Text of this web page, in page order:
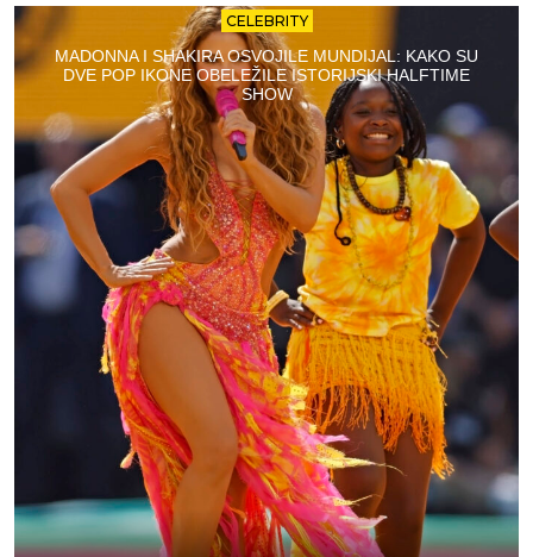
CELEBRITY
MADONNA I SHAKIRA OSVOJILE MUNDIJAL: KAKO SU
DVE POP IKONE OBELEŽILE ISTORIJSKI HALFTIME
SHOW